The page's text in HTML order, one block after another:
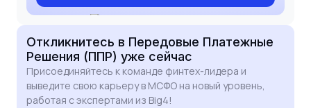
Откликнитесь в Передовые Платежные
Решения (ППР) уже сейчас
Присоединяйтесь к команде финтех-лидера и
выведите свою карьеру в МСФО на новый уровень,
работая с экспертами из Big4!